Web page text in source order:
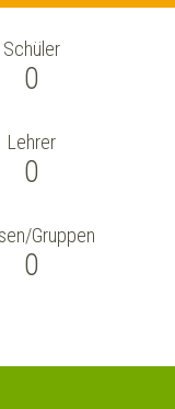
Schüler
0
Lehrer
0
Gruppen
0